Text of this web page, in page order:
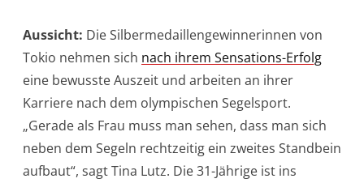
Aussicht: Die Silbermedaillengewinnerinnen von
Tokio nehmen sich nach ihrem Sensations-Erfolg
eine bewusste Auszeit und arbeiten an ihrer
Karriere nach dem olympischen Segelsport.
„Gerade als Frau muss man sehen, dass man sich
neben dem Segeln rechtzeitig ein zweites Standbein
aufbaut“, sagt Tina Lutz. Die 31-Jährige ist ins